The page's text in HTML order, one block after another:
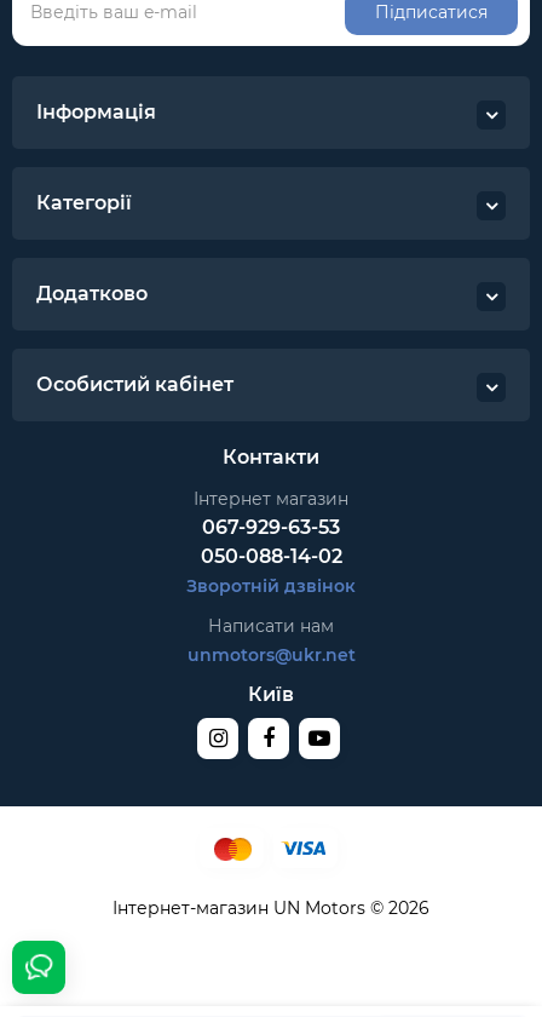
Підписатися
Інформація
Категорії
Додатково
Особистий кабінет
Контакти
Інтернет магазин
067-929-63-53
050-088-14-02
Зворотній дзвінок
Написати нам
unmotors@ukr.net
Київ
Інтернет-магазин UN Motors © 2026